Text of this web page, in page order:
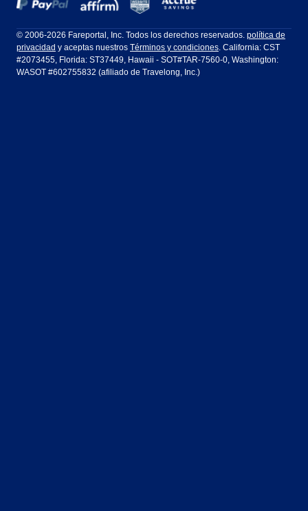
Frontier Airlines Hawaiian Airlines
LATAM Airlines Lufthansa
Air Europa Turkish Airlines
Houston Las Vegas
Los Ángeles Miami
Barcelona Cancún
Dublín Frankfurt
Guadalajara Lima
© 2006-2026 Fareportal, Inc. Todos los derechos reservados. política de
privacidad y aceptas nuestros Términos y condiciones. California: CST
#2073455, Florida: ST37449, Hawaii - SOT#TAR-7560-0, Washington:
WASOT #602755832 (afiliado de Travelong, Inc.)